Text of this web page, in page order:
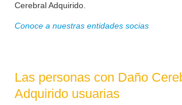
Cerebral Adquirido.
Conoce a nuestras entidades socias
Las personas con Daño
Adquirido usuarias